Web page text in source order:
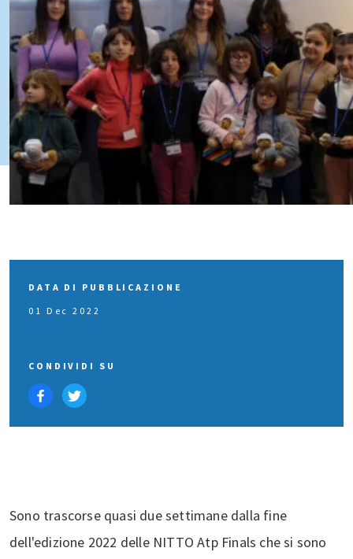
DATA DI PUBBLICAZIONE
01 Dec 2022
CONDIVIDI SU
Sono trascorse quasi due settimane dalla fine
dell'edizione 2022 delle NITTO Atp Finals che si sono